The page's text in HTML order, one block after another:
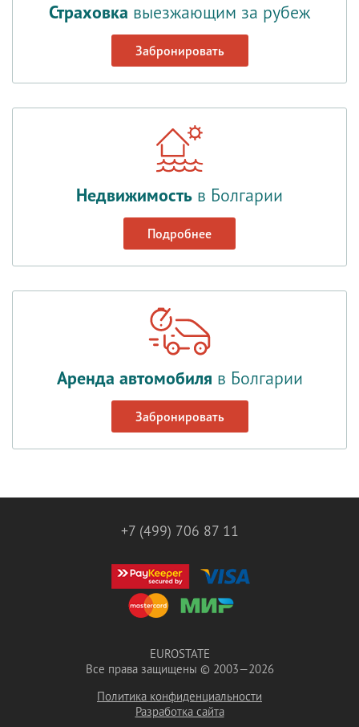
Страховка выезжающим за рубеж
Забронировать
Недвижимость в Болгарии
Подробнее
Аренда автомобиля в Болгарии
Забронировать
+7 (499) 706 87 11
EUROSTATE
Все права защищены © 2003—2026
Политика конфиденциальности
Разработка сайта